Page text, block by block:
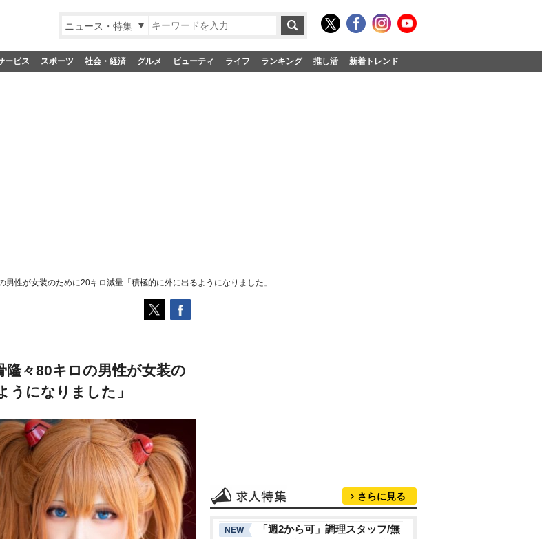
ニュース・特集
ービス スポーツ 社会・経済 グルメ ビューティ ライフ ランキング 推し活 新着トレンド
性が女装のために20キロ減量「積極的に外に出るようになりました」
隆々80キロの男性が女装の
うになりました」
さらに見る
NEW
「週2から可」調理スタッフ/無